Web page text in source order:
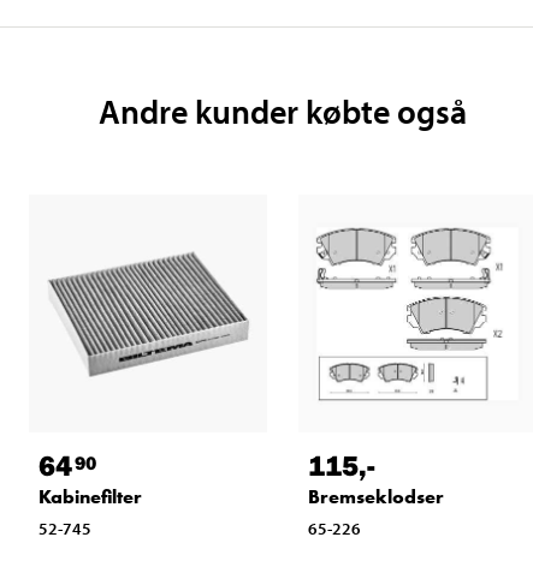
Andre kunder købte også
6490
Kabinefilter
52-745
115,-
Bremseklodser
65-226